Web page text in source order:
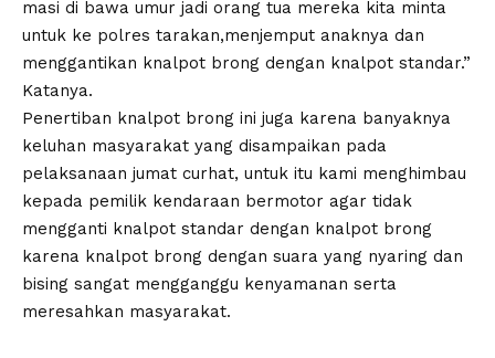
masi di bawa umur jadi orang tua mereka kita minta
untuk ke polres tarakan,menjemput anaknya dan
menggantikan knalpot brong dengan knalpot standar.”
Katanya.
Penertiban knalpot brong ini juga karena banyaknya
keluhan masyarakat yang disampaikan pada
pelaksanaan jumat curhat, untuk itu kami menghimbau
kepada pemilik kendaraan bermotor agar tidak
mengganti knalpot standar dengan knalpot brong
karena knalpot brong dengan suara yang nyaring dan
bising sangat mengganggu kenyamanan serta
meresahkan masyarakat.